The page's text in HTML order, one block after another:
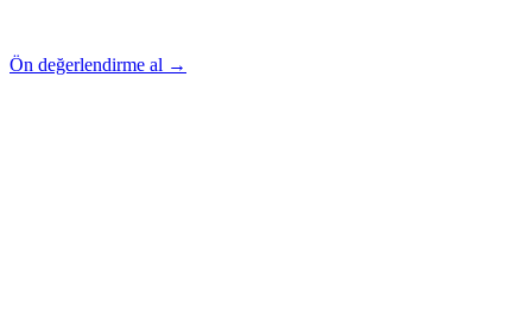
Ön değerlendirme al →